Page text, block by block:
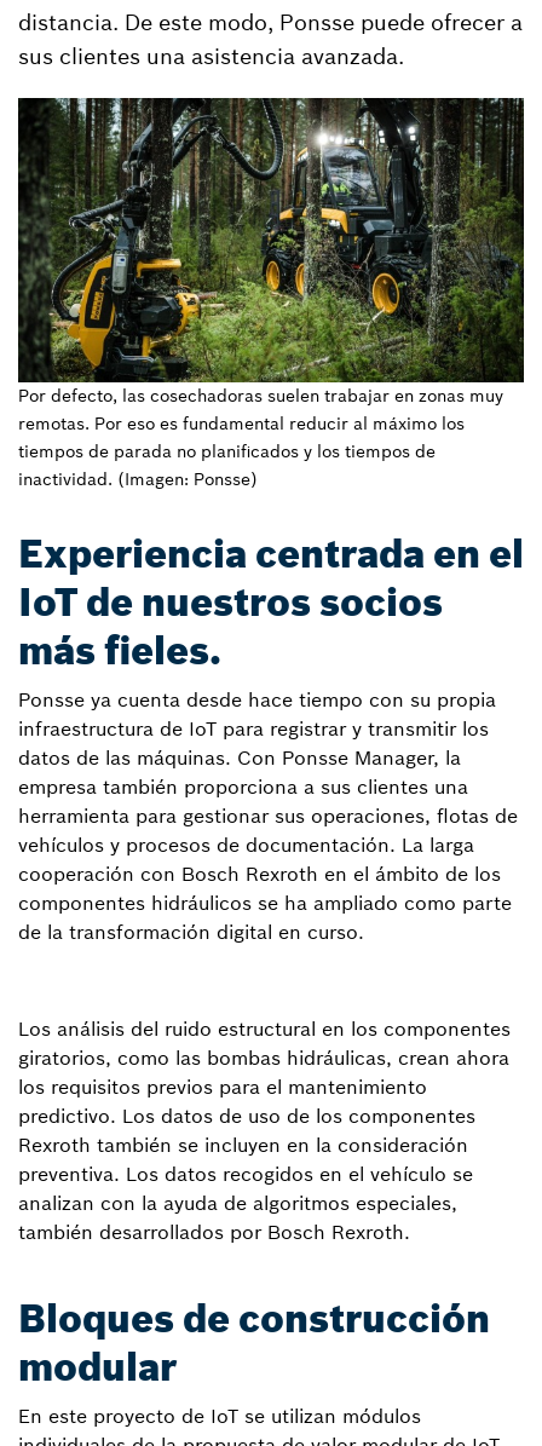
distancia. De este modo, Ponsse puede ofrecer a
sus clientes una asistencia avanzada.
Por defecto, las cosechadoras suelen trabajar en zonas muy
remotas. Por eso es fundamental reducir al máximo los
tiempos de parada no planificados y los tiempos de
inactividad. (Imagen: Ponsse)
Experiencia centrada en el
IoT de nuestros socios
más fieles.
Ponsse ya cuenta desde hace tiempo con su propia
infraestructura de IoT para registrar y transmitir los
datos de las máquinas. Con Ponsse Manager, la
empresa también proporciona a sus clientes una
herramienta para gestionar sus operaciones, flotas de
vehículos y procesos de documentación. La larga
cooperación con Bosch Rexroth en el ámbito de los
componentes hidráulicos se ha ampliado como parte
de la transformación digital en curso.
Los análisis del ruido estructural en los componentes
giratorios, como las bombas hidráulicas, crean ahora
los requisitos previos para el mantenimiento
predictivo. Los datos de uso de los componentes
Rexroth también se incluyen en la consideración
preventiva. Los datos recogidos en el vehículo se
analizan con la ayuda de algoritmos especiales,
también desarrollados por Bosch Rexroth.
Bloques de construcción
modular
En este proyecto de IoT se utilizan módulos